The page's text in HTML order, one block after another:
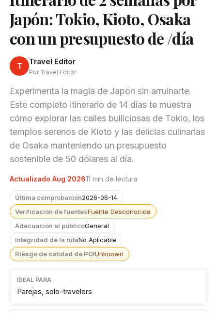
Japón: Tokio, Kioto, Osaka
con un presupuesto de /día
T Travel Editor
Por Travel Editor
Experimenta la magia de Japón sin arruinarte.
Este completo itinerario de 14 días te muestra
cómo explorar las calles bulliciosas de Tokio, los
templos serenos de Kioto y las delicias culinarias
de Osaka manteniendo un presupuesto
sostenible de 50 dólares al día.
Actualizado Aug 202611 min de lectura
Última comprobación2026-06-14
Verificación de fuentesFuente Desconocida
Adecuación al públicoGeneral
Integridad de la rutaNo Aplicable
Riesgo de calidad de POIUnknown
IDEAL PARA
Parejas, solo-travelers